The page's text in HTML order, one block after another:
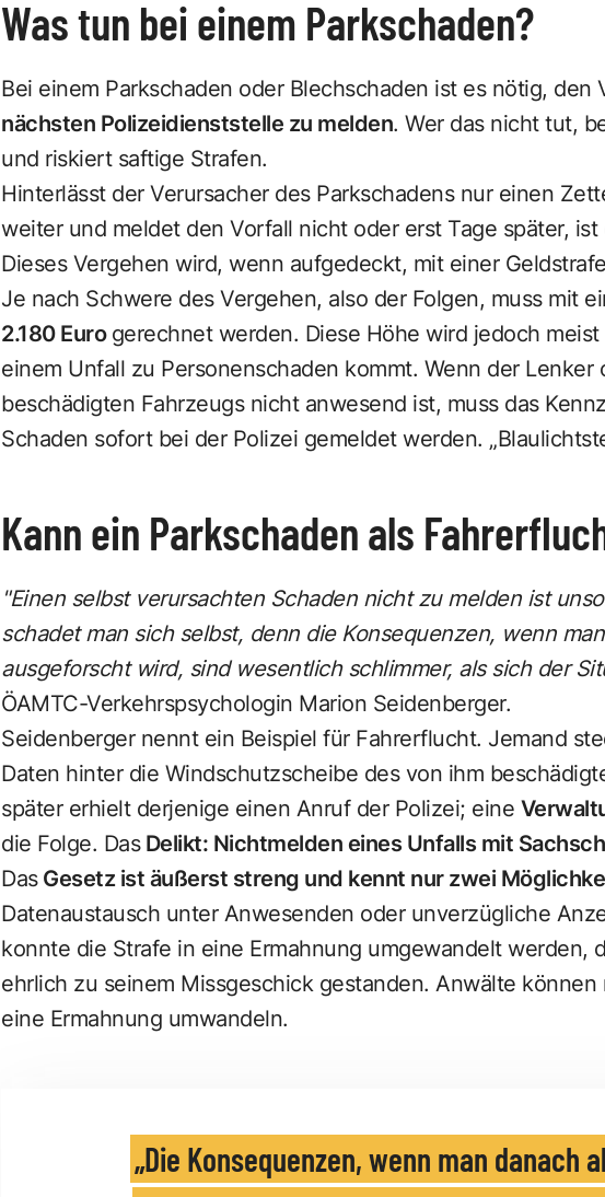
Was tun bei einem Parkschaden?
Bei einem Parkschaden oder Blechschaden ist es nötig, den
nächsten Polizeidienststelle zu melden. Wer das nicht tut,
und riskiert saftige Strafen.
Hinterlässt der Verursacher des Parkschadens nur einen
weiter und meldet den Vorfall nicht oder erst Tage später, ist
Dieses Vergehen wird, wenn aufgedeckt, mit einer
Je nach Schwere des Vergehen, also der Folgen, muss mit
2.180 Euro gerechnet werden. Diese Höhe wird jedoch
einem Unfall zu Personenschaden kommt. Wenn der Lenker
beschädigten Fahrzeugs nicht anwesend ist, muss das
Schaden sofort bei der Polizei gemeldet werden.
Kann ein Parkschaden als
"Einen selbst verursachten Schaden nicht zu melden ist
schadet man sich selbst, denn die Konsequenzen, wenn
ausgeforscht wird, sind wesentlich schlimmer, als sich der
ÖAMTC-Verkehrspsychologin Marion Seidenberger.
Seidenberger nennt ein Beispiel für Fahrerflucht. Jemand
Daten hinter die Windschutzscheibe des von ihm
später erhielt derjenige einen Anruf der Polizei; eine
die Folge. DasDelikt: Nichtmelden eines Unfalls mit
DasGesetz ist äußerst streng und kennt nur zwei
Datenaustausch unter Anwesenden oder unverzügliche
konnte die Strafe in eine Ermahnung umgewandelt werden,
ehrlich zu seinem Missgeschick gestanden. Anwälte
eine Ermahnung umwandeln.
Die Konsequenzen, wenn man danach